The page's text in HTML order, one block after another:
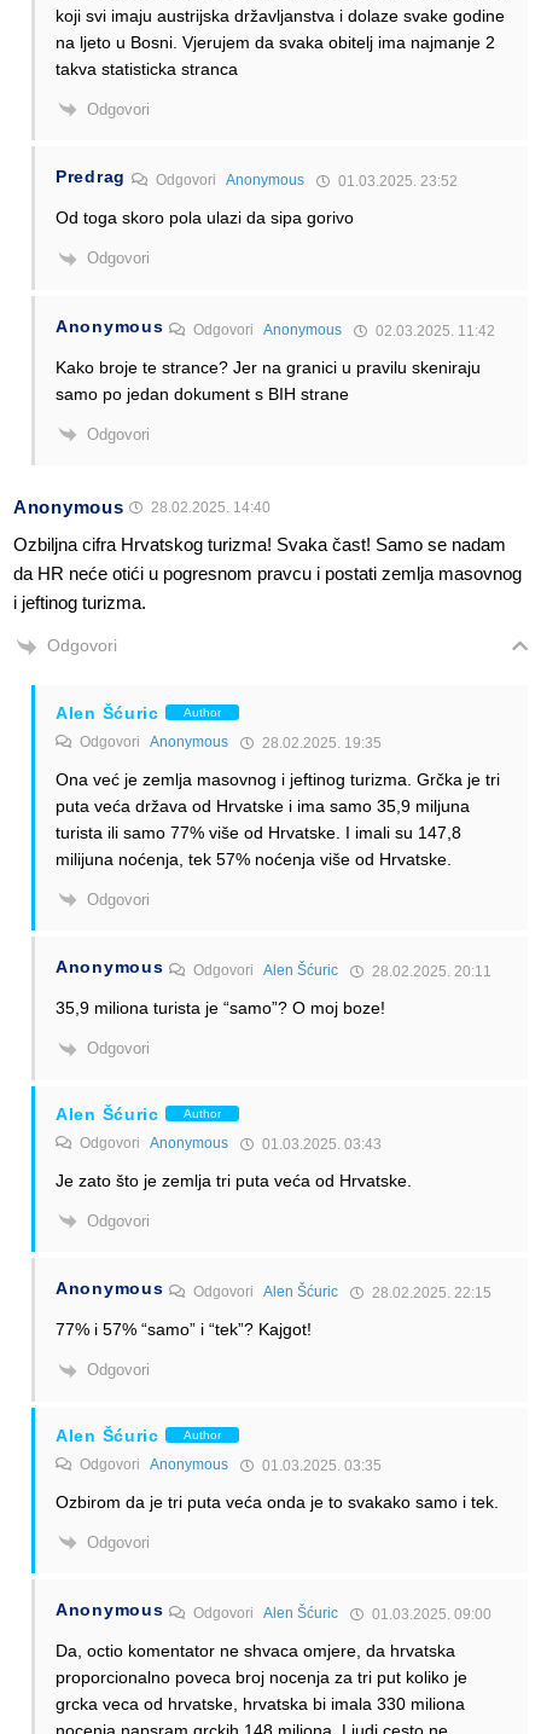
koji svi imaju austrijska državljanstva i dolaze svake godine
na ljeto u Bosni. Vjerujem da svaka obitelj ima najmanje 2
takva statisticka stranca
Odgovori
Predrag Odgovori Anonymous 01.03.2025. 23:52
Od toga skoro pola ulazi da sipa gorivo
Odgovori
Anonymous OdgovoriAnonymous 02.03.2025. 11:42
Kako broje te strance? Jer na granici u pravilu skeniraju
samo po jedan dokument s BIH strane
Odgovori
Anonymous 28.02.2025. 14:40
Ozbiljna cifra Hrvatskog turizma! Svaka čast! Samo se nadam
da HR neće otići u pogresnom pravcu i postati zemlja masovnog
i jeftinog turizma.
Odgovori
Alen Šćuric Author
Odgovori Anonymous 28.02.2025. 19:35
Ona već je zemlja masovnog i jeftinog turizma. Grčka je tri
puta veća država od Hrvatske i ima samo 35,9 miljuna
turista ili samo 77% više od Hrvatske. I imali su 147,8
milijuna noćenja, tek 57% noćenja više od Hrvatske.
Odgovori
Anonymous OdgovoriAlen Šćuric 28.02.2025. 20:11
35,9 miliona turista je “samo”? O moj boze!
Odgovori
Alen Šćuric Author
Odgovori Anonymous 01.03.2025. 03:43
Je zato što je zemlja tri puta veća od Hrvatske.
Odgovori
Anonymous OdgovoriAlen Šćuric 28.02.2025. 22:15
77% i 57% “samo” i “tek”? Kajgot!
Odgovori
Alen Šćuric Author
Odgovori Anonymous 01.03.2025. 03:35
Ozbirom da je tri puta veća onda je to svakako samo i tek.
Odgovori
Anonymous OdgovoriAlen Šćuric 01.03.2025. 09:00
Da, octio komentator ne shvaca omjere, da hrvatska
proporcionalno poveca broj nocenja za tri put koliko je
grcka veca od hrvatske, hrvatska bi imala 330 miliona